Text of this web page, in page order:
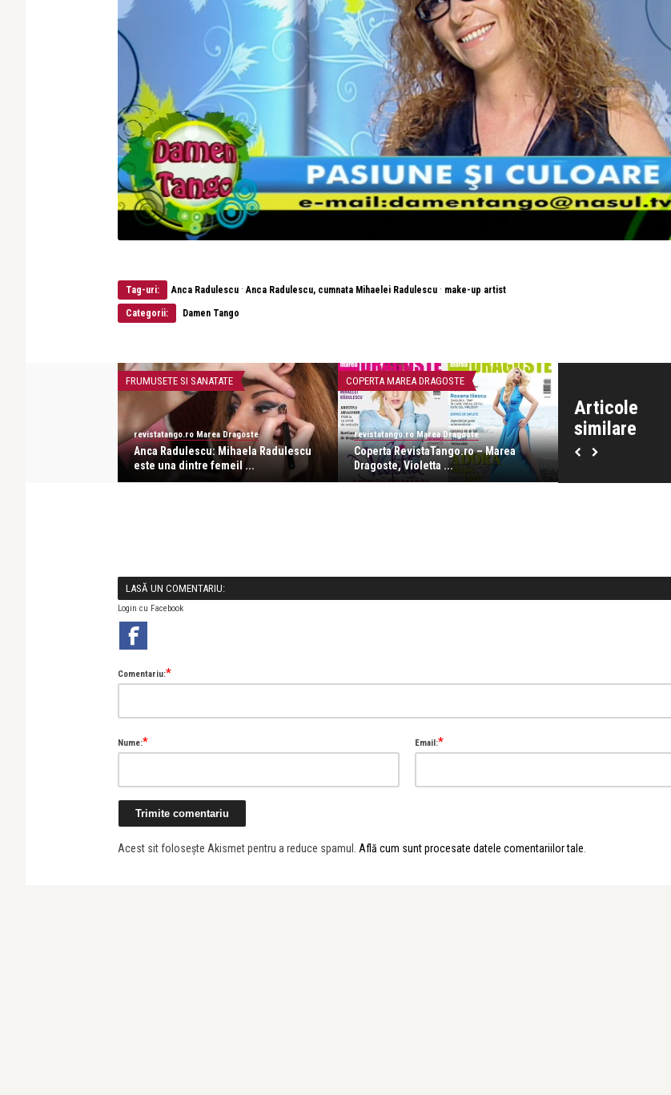
Tag-uri: Anca Radulescu ·Anca Radulescu, cumnata Mihaelei Radulescu · make-up artist
Categorii: Damen Tango
Articole
similare
FRUMUSETE SI SANATATE
revistatango.ro Marea Dragoste
Anca Radulescu: Mihaela Radulescu
este una dintre femeil ...
COPERTA MAREA DRAGOSTE
revistatango.ro Marea Dragoste
Coperta RevistaTango.ro – Marea
Dragoste, Violetta ...
revistatango.ro Marea
Anca Radulescu –
LASĂ UN COMENTARIU:
Login cu Facebook
Comentariu:*
Nume:* Email:*
Acest sit folosește Akismet pentru a reduce spamul. Află cum sunt procesate datele comentariilor tale.